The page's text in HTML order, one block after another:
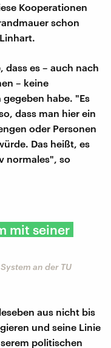
Kooperationen
schon
dass es – auch nach
– keine
habe. "Es
dass man hier ein
oder Personen
Das heißt, es
normales", so
mit seiner
an der TU
aus nicht bis
und seine Linie
politischen